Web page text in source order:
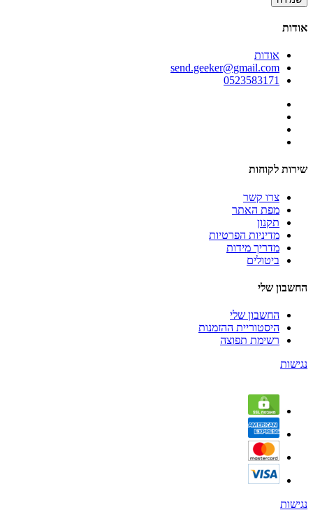
אודות
אודות
send.geeker@gmail.com
0523583171
שירות לקוחות
צרו קשר
מפת האתר
תקנון
מדיניות הפרטיות
מדריך מידות
ביטולים
החשבון שלי
החשבון שלי
היסטוריית ההזמנות
רשימת תפוצה
נגישות
נגישות